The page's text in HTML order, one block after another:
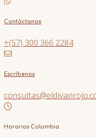
Contáctanos
+(57) 300 366 2284
Escríbenos
Horarios Colombia